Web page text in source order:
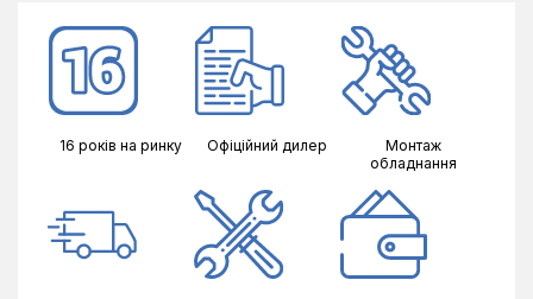
16 років на ринку Офіційний дилер
Монтаж
обладнання